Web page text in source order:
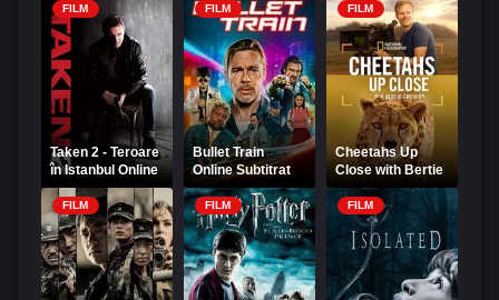
FILM
Taken 2 - Teroare
în Istanbul Online
Subtitrat
FILM
Bullet Train
Online Subtitrat
FILM
Cheetahs Up
Close with Bertie
Gregory 2026
Online Subtitrat
FILM FILM FILM